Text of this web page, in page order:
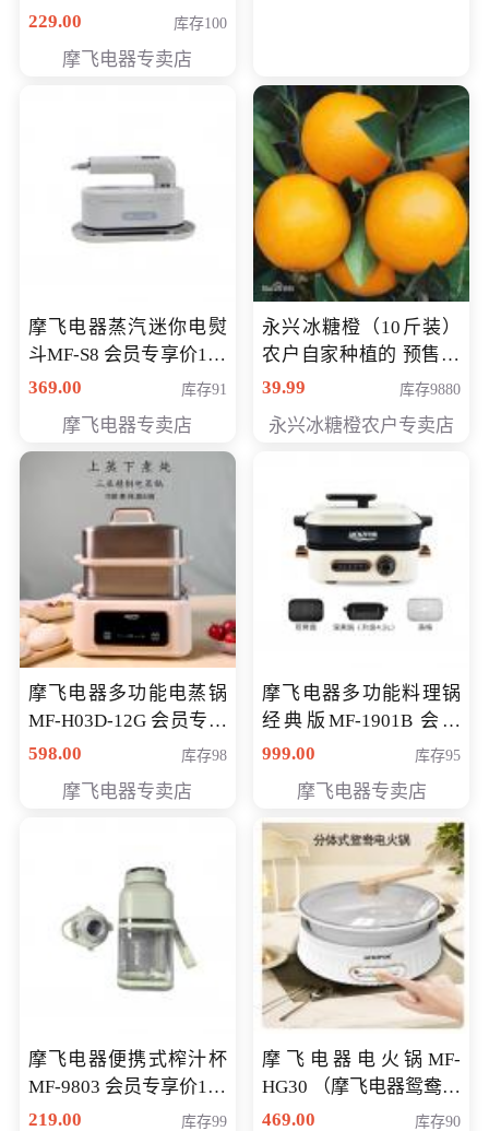
168元
229.00 库存100
摩飞电器专卖店
摩飞电器蒸汽迷你电熨
斗MF-S8 会员专享价168
元
369.00 库存91
摩飞电器专卖店
永兴冰糖橙（10斤装）
农户自家种植的 预售10
万斤 会员包邮专享价
39.99 库存9880
永兴冰糖橙农户专卖店
摩飞电器多功能电蒸锅
MF-H03D-12G 会员专享
价398元
598.00 库存98
摩飞电器专卖店
摩飞电器多功能料理锅
经典版MF-1901B 会员
专享价399元
999.00 库存95
摩飞电器专卖店
摩飞电器便携式榨汁杯
MF-9803 会员专享价138
元
219.00 库存99
摩飞电器电火锅MF-
HG30 （摩飞电器鸳鸯锅
MF-HG30 ） 会员专享价
469.00 库存90